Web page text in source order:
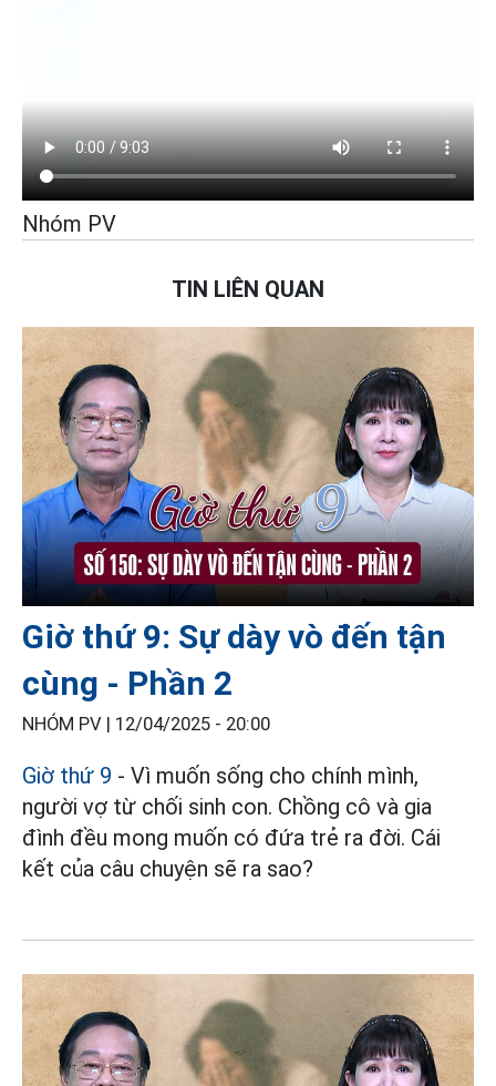
Nhóm PV
TIN LIÊN QUAN
Giờ thứ 9: Sự dày vò đến tận
cùng - Phần 2
NHÓM PV | 12/04/2025 - 20:00
Giờ thứ 9 - Vì muốn sống cho chính mình,
người vợ từ chối sinh con. Chồng cô và gia
đình đều mong muốn có đứa trẻ ra đời. Cái
kết của câu chuyện sẽ ra sao?